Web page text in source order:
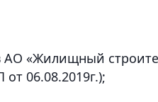
АО «Жилищный
06.08.2019г.);